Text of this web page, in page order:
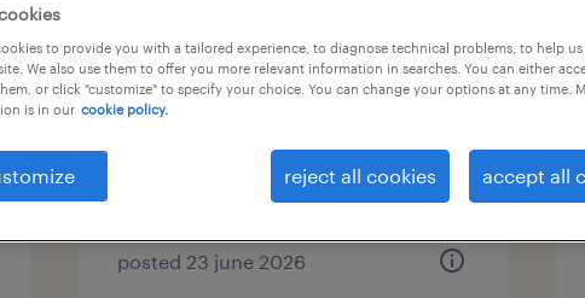
神奈川県横浜市緑区, 神奈川県
temporary
posted 23 june 2026
to provide you with a tailored experience, to diagnose technical problems, to help
We also use them to offer you more relevant information in searches. You can either
or click "customize" to specify your choice. You can change your options at any time.
is in our cookie policy.
reject all cookies accept all